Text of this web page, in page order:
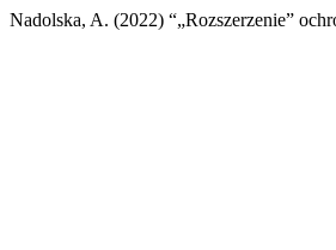
Nadolska, A. (2022) “„Rozszerzenie”